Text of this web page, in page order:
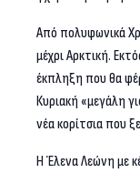
Από πολυφωνικά
μέχρι Αρκτική.
έκπληξη που θα
Κυριακή «μεγάλη
νέα κορίτσια που
Η Έλενα Λεώνη με